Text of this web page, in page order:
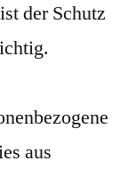
der Schutz
aus